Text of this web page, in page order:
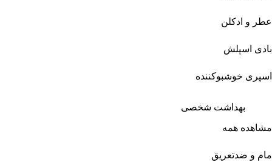
عطر و ادکلن
بادی اسپلش
اسپری خوشبوکننده
بهداشت شخصی
مشاهده همه
مام و ضدتعریق